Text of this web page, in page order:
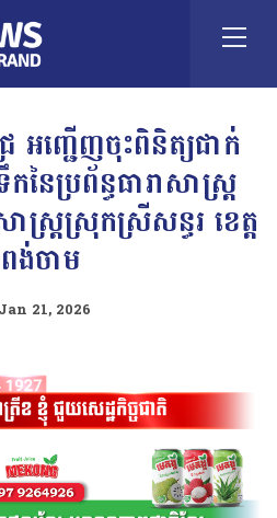
អញ្ជើញចុះពិនិត្យជាក់
ៃប្រព័ន្ធធារាសាស្ត្រ
ស្ត្រស្រុកស្រីសន្ធរ ខេត្ត
ង់ចាម
Jan 21, 2026